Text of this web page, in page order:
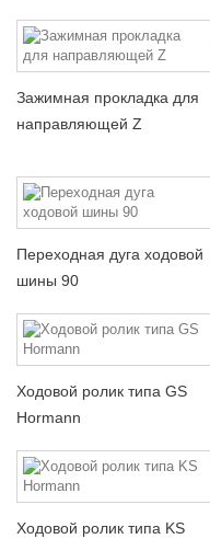
Зажимная прокладка для
направляющей Z
Переходная дуга ходовой
шины 90
Ходовой ролик типа GS
Hormann
Ходовой ролик типа KS